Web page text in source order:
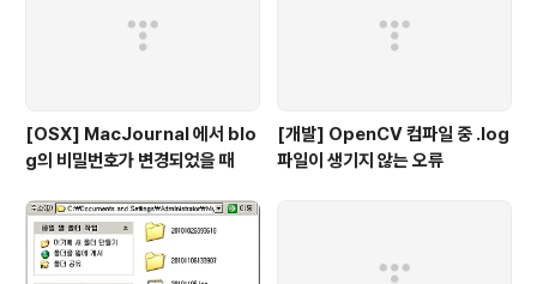
[OSX] MacJournal 에서 blo
g의 비밀번호가 변경되었을 때
[개발] OpenCV 컴파일 중 .log
파일이 생기지 않는 오류